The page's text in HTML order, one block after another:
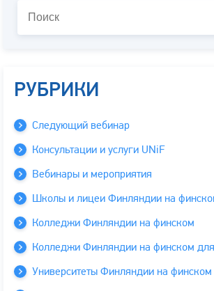
РУБРИКИ
Следующий вебинар
Консультации и услуги UNiF
Вебинары и мероприятия
Школы и лицеи Финляндии на
Колледжи Финляндии на финском
Колледжи Финляндии на финском
Университеты Финляндии на финском